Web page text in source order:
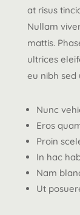
at risus
Nullam
mattis.
ultrices
eu nibh
Nunc
Eros
Proin
In hac
Nam
Ut